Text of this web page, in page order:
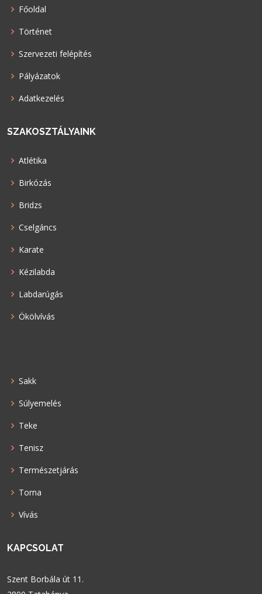
Főoldal
Történet
Szervezeti felépítés
Pályázatok
Adatkezelés
SZAKOSZTÁLYAINK
Atlétika
Birkózás
Bridzs
Cselgáncs
Karate
Kézilabda
Labdarúgás
Ökölvívás
Sakk
Súlyemelés
Teke
Tenisz
Természetjárás
Torna
Vívás
KAPCSOLAT
Szent Borbála út 11.